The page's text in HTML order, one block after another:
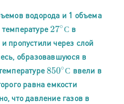
водорода и 1 объема
С
27∘С в
пропустили через слой
образовавшуюся в
С
850∘С ввели в
равна емкости
что давление газов в